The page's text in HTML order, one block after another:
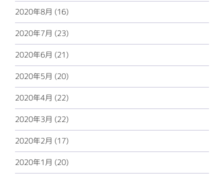
2020年8月 (16)
2020年7月 (23)
2020年6月 (21)
2020年5月 (20)
2020年4月 (22)
2020年3月 (22)
2020年2月 (17)
2020年1月 (20)